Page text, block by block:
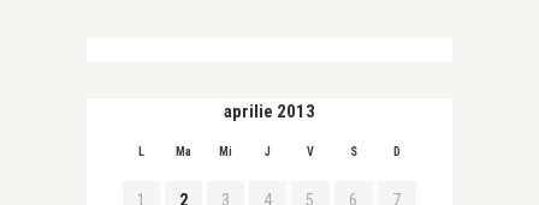
aprilie 2013
L Ma Mi J V S D
1 2 3 4 5 6 7